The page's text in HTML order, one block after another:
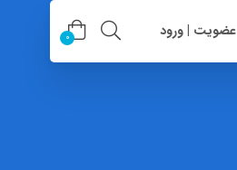
عضویت | ورود 0